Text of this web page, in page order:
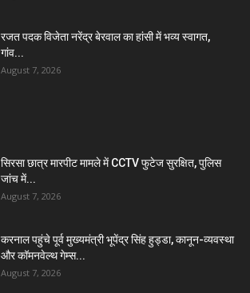
रजत पदक विजेता नरेंद्र बेरवाल का हांसी में भव्य स्वागत,
गांव...
August 7, 2026
सिरसा छात्र मारपीट मामले में CCTV फुटेज सुरक्षित, पुलिस
जांच में...
August 7, 2026
करनाल पहुंचे पूर्व मुख्यमंत्री भूपेंद्र सिंह हुड्डा, कानून-व्यवस्था
और कॉमनवेल्थ गेम्स...
August 7, 2026